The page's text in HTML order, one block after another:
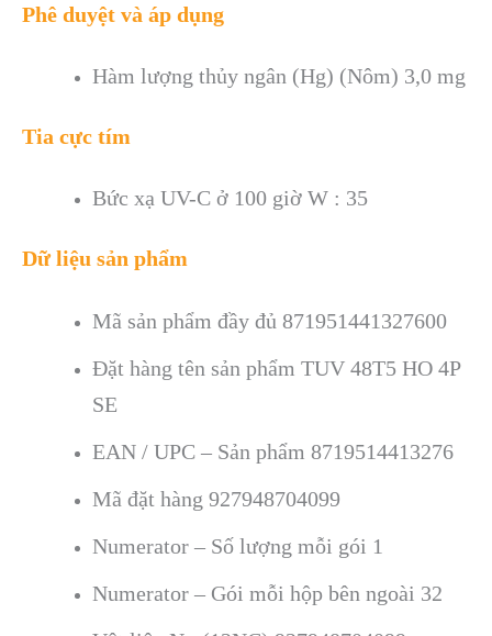
Phê duyệt và áp dụng
Hàm lượng thủy ngân (Hg) (Nôm) 3,0 mg
Tia cực tím
Bức xạ UV-C ở 100 giờ W : 35
Dữ liệu sản phẩm
Mã sản phẩm đầy đủ 871951441327600
Đặt hàng tên sản phẩm TUV 48T5 HO 4P
SE
EAN / UPC – Sản phẩm 8719514413276
Mã đặt hàng 927948704099
Numerator – Số lượng mỗi gói 1
Numerator – Gói mỗi hộp bên ngoài 32